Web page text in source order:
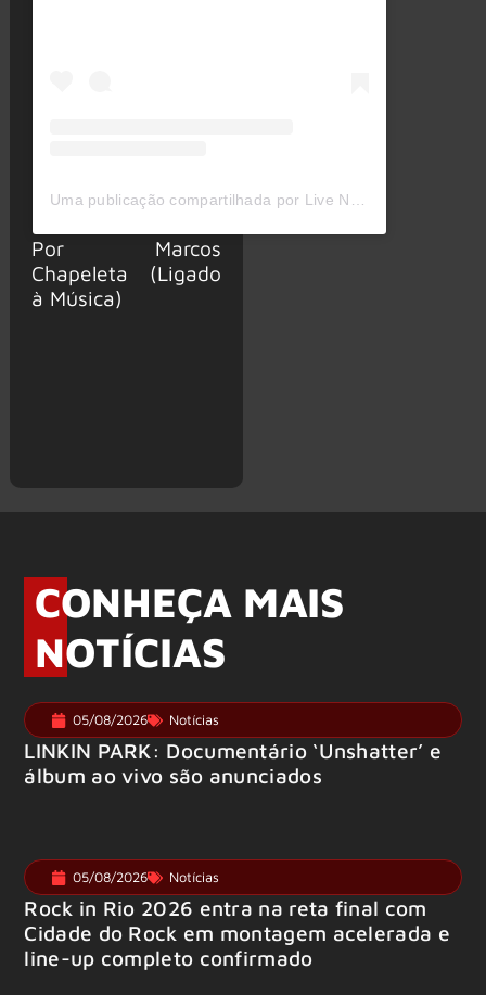
Por Marcos
Chapeleta (Ligado
à Música)
CONHEÇA MAIS
NOTÍCIAS
05/08/2026 Notícias
LINKIN PARK: Documentário ‘Unshatter’ e
álbum ao vivo são anunciados
05/08/2026 Notícias
Rock in Rio 2026 entra na reta final com
Cidade do Rock em montagem acelerada e
line-up completo confirmado